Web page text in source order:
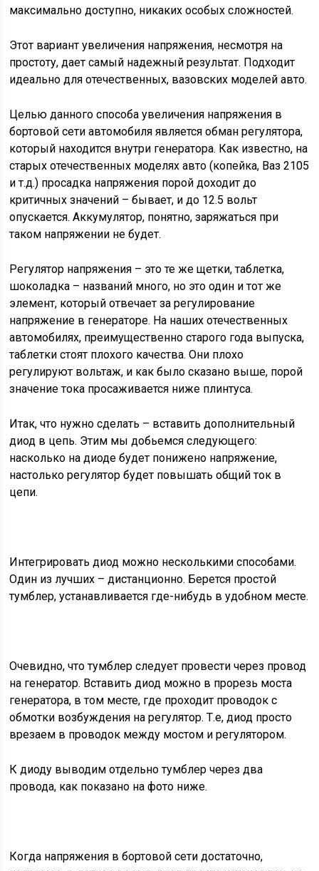
максимально доступно, никаких особых сложностей.
Этот вариант увеличения напряжения, несмотря на
простоту, дает самый надежный результат. Подходит
идеально для отечественных, вазовских моделей авто.
Целью данного способа увеличения напряжения в
бортовой сети автомобиля является обман регулятора,
который находится внутри генератора. Как известно, на
старых отечественных моделях авто (копейка, Ваз 2105
и т.д.) просадка напряжения порой доходит до
критичных значений – бывает, и до 12.5 вольт
опускается. Аккумулятор, понятно, заряжаться при
таком напряжении не будет.
Регулятор напряжения – это те же щетки, таблетка,
шоколадка – названий много, но это один и тот же
элемент, который отвечает за регулирование
напряжение в генераторе. На наших отечественных
автомобилях, преимущественно старого года выпуска,
таблетки стоят плохого качества. Они плохо
регулируют вольтаж, и как было сказано выше, порой
значение тока просаживается ниже плинтуса.
Итак, что нужно сделать – вставить дополнительный
диод в цепь. Этим мы добьемся следующего:
насколько на диоде будет понижено напряжение,
настолько регулятор будет повышать общий ток в
цепи.
Интегрировать диод можно несколькими способами.
Один из лучших – дистанционно. Берется простой
тумблер, устанавливается где-нибудь в удобном месте.
Очевидно, что тумблер следует провести через провод
на генератор. Вставить диод можно в прорезь моста
генератора, в том месте, где проходит проводок с
обмотки возбуждения на регулятор. Т.е, диод просто
врезаем в проводок между мостом и регулятором.
К диоду выводим отдельно тумблер через два
провода, как показано на фото ниже.
Когда напряжения в бортовой сети достаточно,